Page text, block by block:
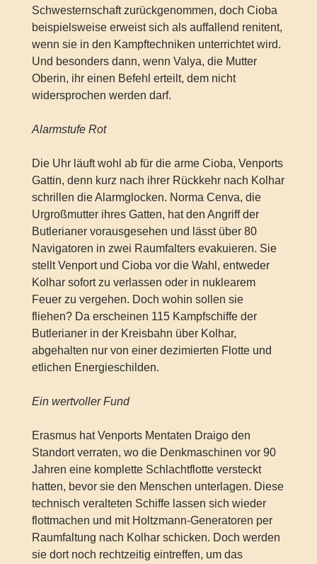
Schwesternschaft zurückgenommen, doch Cioba
beispielsweise erweist sich als auffallend renitent,
wenn sie in den Kampftechniken unterrichtet wird.
Und besonders dann, wenn Valya, die Mutter
Oberin, ihr einen Befehl erteilt, dem nicht
widersprochen werden darf.
Alarmstufe Rot
Die Uhr läuft wohl ab für die arme Cioba, Venports
Gattin, denn kurz nach ihrer Rückkehr nach Kolhar
schrillen die Alarmglocken. Norma Cenva, die
Urgroßmutter ihres Gatten, hat den Angriff der
Butlerianer vorausgesehen und lässt über 80
Navigatoren in zwei Raumfalters evakuieren. Sie
stellt Venport und Cioba vor die Wahl, entweder
Kolhar sofort zu verlassen oder in nuklearem
Feuer zu vergehen. Doch wohin sollen sie
fliehen? Da erscheinen 115 Kampfschiffe der
Butlerianer in der Kreisbahn über Kolhar,
abgehalten nur von einer dezimierten Flotte und
etlichen Energieschilden.
Ein wertvoller Fund
Erasmus hat Venports Mentaten Draigo den
Standort verraten, wo die Denkmaschinen vor 90
Jahren eine komplette Schlachtflotte versteckt
hatten, bevor sie den Menschen unterlagen. Diese
technisch veralteten Schiffe lassen sich wieder
flottmachen und mit Holtzmann-Generatoren per
Raumfaltung nach Kolhar schicken. Doch werden
sie dort noch rechtzeitig eintreffen, um das